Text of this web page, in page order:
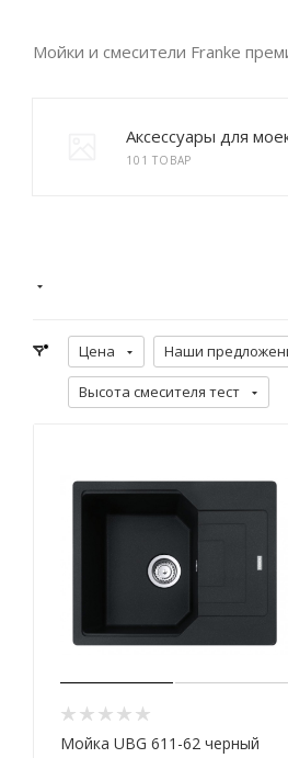
Аксессуары для
101 ТОВАР
Мойки и смесители Franke
Цена Наши
Высота смесителя тест
Мойка UBG 611-62 черный